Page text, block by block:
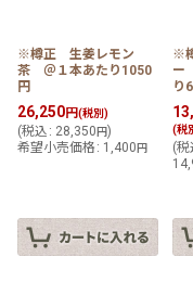
※樽正 生姜レモン
茶 ＠１本あたり1050
円
26,250円(税別)
(税込 : 28,350 円)
希望小売価格 : 1,400 円
※
ー
り
(税
(税